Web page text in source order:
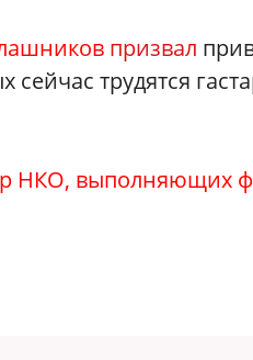
призвал
сейчас трудятся
НКО, выполняющих